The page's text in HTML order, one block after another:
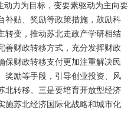
力为目标，变要素驱动为主向要
补贴、奖励等政策措施，鼓励科
转变，推动苏北走政产学研相结
善财政转移方式，充分发挥财政
保财政转移支付更加注重解决民
奖励等手段，引导创业投资、风
北转移。三是要培育开放型经济
施苏北经济国际化战略和城市化